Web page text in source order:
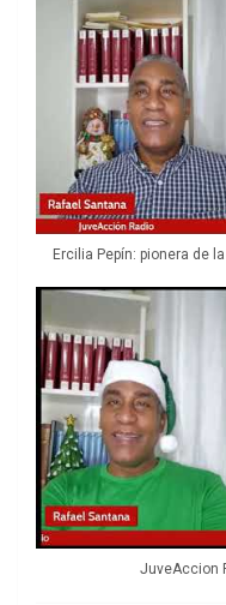
Ercilia Pepín: pionera de
JuveAccion